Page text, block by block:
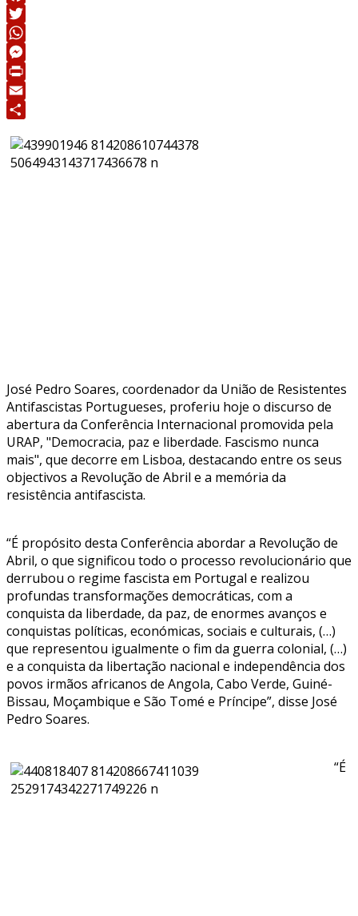
Facebook
Twitter
WhatsApp
Messenger
Print
Email
José Pedro Soares, coordenador da União de Resistentes
Antifascistas Portugueses, proferiu hoje o discurso de
abertura da Conferência Internacional promovida pela
URAP, "Democracia, paz e liberdade. Fascismo nunca
mais", que decorre em Lisboa, destacando entre os seus
objectivos a Revolução de Abril e a memória da
resistência antifascista.
“É propósito desta Conferência abordar a Revolução de
Abril, o que significou todo o processo revolucionário que
derrubou o regime fascista em Portugal e realizou
profundas transformações democráticas, com a
conquista da liberdade, da paz, de enormes avanços e
conquistas políticas, económicas, sociais e culturais, (…)
que representou igualmente o fim da guerra colonial, (…)
e a conquista da libertação nacional e independência dos
povos irmãos africanos de Angola, Cabo Verde, Guiné-
Bissau, Moçambique e São Tomé e Príncipe”, disse José
Pedro Soares.
“É